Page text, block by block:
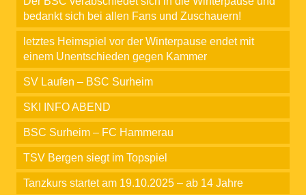
bedankt sich bei allen Fans und Zuschauern!
letztes Heimspiel vor der Winterpause endet mit
einem Unentschieden gegen Kammer
SV Laufen – BSC Surheim
SKI INFO ABEND
BSC Surheim – FC Hammerau
TSV Bergen siegt im Topspiel
Tanzkurs startet am 19.10.2025 – ab 14 Jahre